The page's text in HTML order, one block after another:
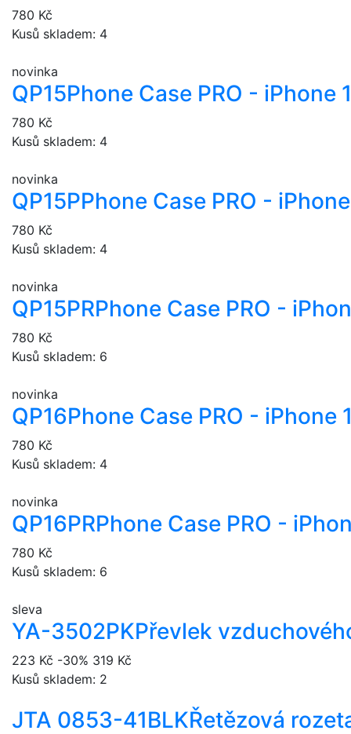
780 Kč
Kusů skladem: 4
novinka
QP15Phone Case PRO - iPhone
780 Kč
Kusů skladem: 4
novinka
QP15PPhone Case PRO -
780 Kč
Kusů skladem: 4
novinka
QP15PRPhone Case PRO -
780 Kč
Kusů skladem: 6
novinka
QP16Phone Case PRO - iPhone
780 Kč
Kusů skladem: 4
novinka
QP16PRPhone Case PRO -
780 Kč
Kusů skladem: 6
sleva
YA-3502PKPřevlek
223 Kč -30% 319 Kč
Kusů skladem: 2
JTA 0853-41BLKŘetězová